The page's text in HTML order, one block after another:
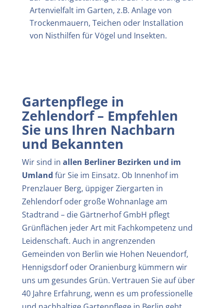
Artenvielfalt im Garten, z.B. Anlage von
Trockenmauern, Teichen oder Installation
von Nisthilfen für Vögel und Insekten.
Gartenpflege in
Zehlendorf– Empfehlen
Sie uns Ihren Nachbarn
und Bekannten
Wir sind in allen Berliner Bezirken und im
Umland für Sie im Einsatz. Ob Innenhof im
Prenzlauer Berg, üppiger Ziergarten in
Zehlendorf oder große Wohnanlage am
Stadtrand – die Gärtnerhof GmbH pflegt
Grünflächen jeder Art mit Fachkompetenz und
Leidenschaft. Auch in angrenzenden
Gemeinden von Berlin wie Hohen Neuendorf,
Hennigsdorf oder Oranienburg kümmern wir
uns um gesundes Grün. Vertrauen Sie auf über
40 Jahre Erfahrung, wenn es um professionelle